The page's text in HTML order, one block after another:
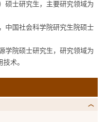
硕士研究生，主要研究领域为
中国社会科学院研究生院硕士
学院硕士研究生，研究领域为
术。